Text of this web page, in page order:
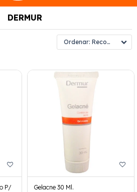
DERMUR
Recomendados
P/
Gelacne 30 Ml.